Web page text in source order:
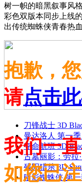
树一帜的暗黑叙事风
彩色双版本同步上线
出传统蜘蛛侠青春热
刀锋战士 3D
曼达洛人 第一季
夺命航班 3D
古墓丽影：劳拉
残阳猎杀 3D
暗影蜘蛛侠 第一
抱歉，
请点击
我们一
如您已